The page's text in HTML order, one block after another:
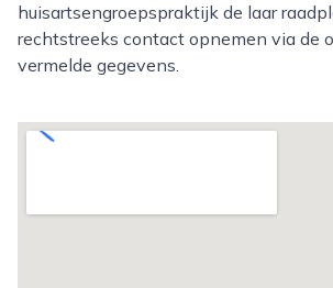
huisartsengroepspraktijk de laar
rechtstreeks contact opnemen via de
vermelde gegevens.